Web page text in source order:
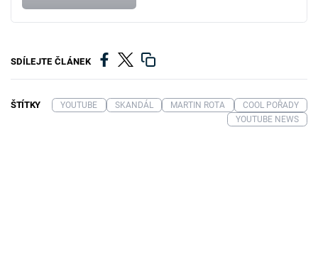
SDÍLEJTE ČLÁNEK
ŠTÍTKY YOUTUBE SKANDÁL MARTIN ROTA
COOL POŘADY
YOUTUBE NEWS